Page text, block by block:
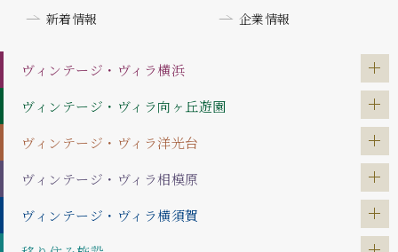
新着情報
企業情報
ヴィンテージ・ヴィラ横浜
ヴィンテージ・ヴィラ向ヶ丘遊園
ヴィンテージ・ヴィラ洋光台
ヴィンテージ・ヴィラ相模原
ヴィンテージ・ヴィラ横須賀